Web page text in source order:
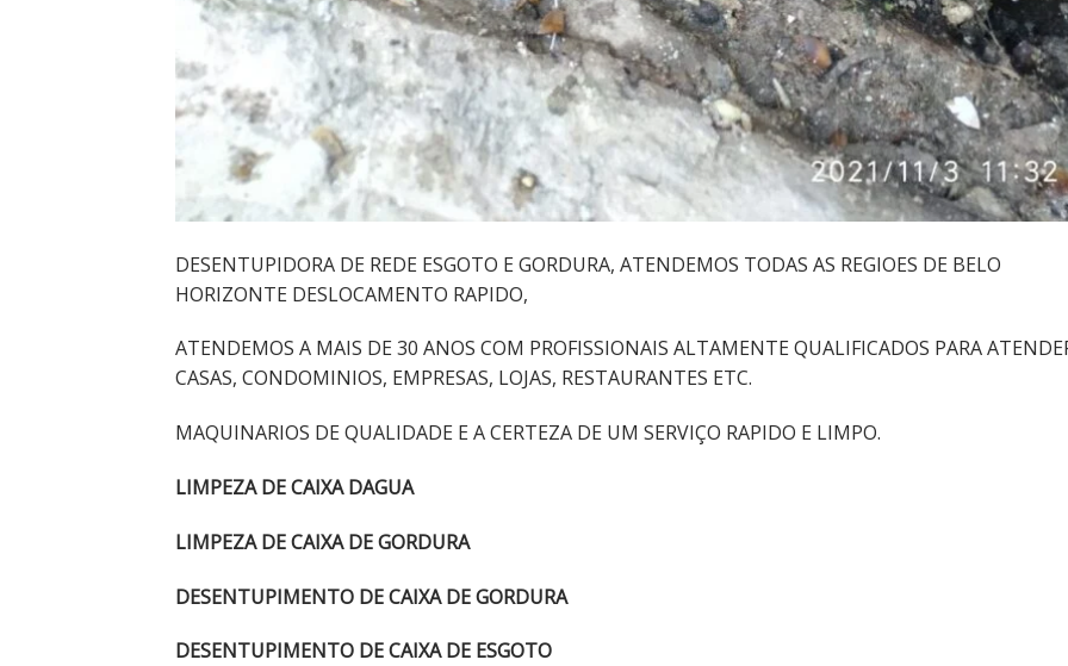
DESENTUPIDORA DE REDE ESGOTO E GORDURA, ATENDEMOS TODAS AS REGIOES DE BELO
HORIZONTE DESLOCAMENTO RAPIDO,
ATENDEMOS A MAIS DE 30 ANOS COM PROFISSIONAIS ALTAMENTE QUALIFICADOS PARA
CASAS, CONDOMINIOS, EMPRESAS, LOJAS, RESTAURANTES ETC.
MAQUINARIOS DE QUALIDADE E A CERTEZA DE UM SERVIÇO RAPIDO E LIMPO.
LIMPEZA DE CAIXA DAGUA
LIMPEZA DE CAIXA DE GORDURA
DESENTUPIMENTO DE CAIXA DE GORDURA
DESENTUPIMENTO DE CAIXA DE ESGOTO